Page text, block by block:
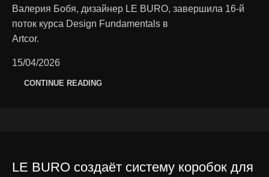
Валерия Бобя, дизайнер LE BURO, завершила 16-й
поток курса Design Fundamentals в
Artcor.
15/04/2026
CONTINUE READING
LE BURO создаёт систему коробок для